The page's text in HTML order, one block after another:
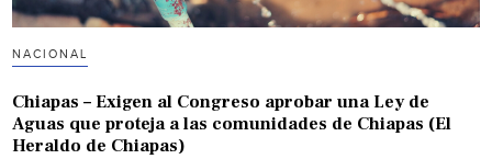
NACIONAL
Chiapas – Exigen al Congreso aprobar una Ley de
Aguas que proteja a las comunidades de Chiapas (El
Heraldo de Chiapas)